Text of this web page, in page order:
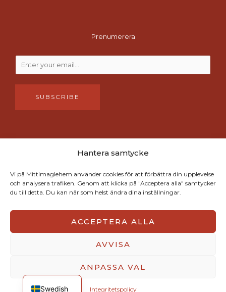
Hantera samtycke
Vi på Mittimaglehem använder cookies för att förbättra din upplevelse
och analysera trafiken. Genom att klicka på "Acceptera alla" samtycker
du till detta. Du kan när som helst ändra dina inställningar.
ACCEPTERA ALLA
AVVISA
ANPASSA VAL
Integritetspolicy
Prenumerera
SUBSCRIBE
Här ges utrymme för både det etablerade och det spirande. Vi
att ta form. Visionen med MITTIMAGLEHEM och tillhörande Art
Space är att skapa en långsiktigt levande landsbygd där kreativitet,
Hemsidan är byggd av
Swedish